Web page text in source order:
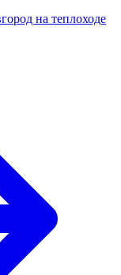
на теплоходе